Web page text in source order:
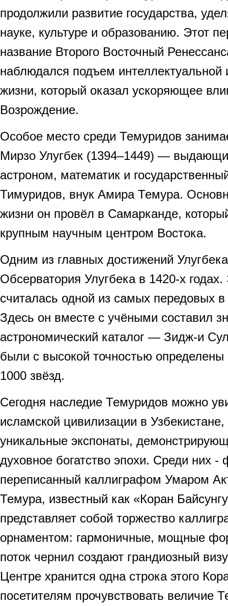
продолжили развитие государства,
науке, культуре и образованию. Этот
название Второго Восточный
наблюдался подъем интеллектуальной
жизни, который оказал ускоряющее
Возрождение.
Особое место среди Темуридов
Мирзо Улугбек (1394–1449) —
астроном, математик и
Тимуридов, внук Амира Темура.
жизни он провёл в Самарканде,
крупным научным центром Востока.
Одним из главных достижений
Обсерватория Улугбека в 1420-х
считалась одной из самых передовых
Здесь он вместе с учёными составил
астрономический каталог — Зидж-и
были с высокой точностью определены
1000 звёзд.
Сегодня наследие Темуридов можно
исламской цивилизации в
уникальные экспонаты,
духовное богатство эпохи. Среди них -
переписанный каллиграфом Умаром
Темура, известный как «Коран
представляет собой торжество
орнаментом: гармоничные, мощные
поток чернил создают грандиозный
Центре хранится одна строка этого
посетителям прочувствовать величие